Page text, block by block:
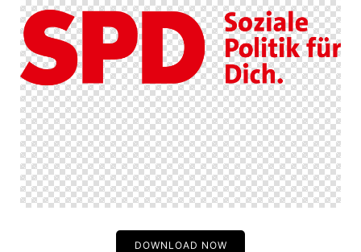
DOWNLOAD NOW